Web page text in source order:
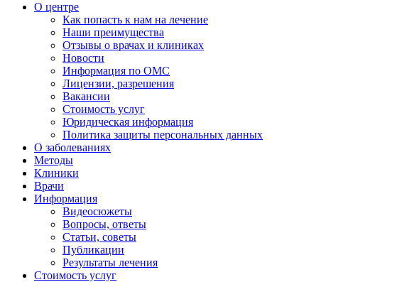
О центре
Как попасть к нам на лечение
Наши преимущества
Отзывы о врачах и клиниках
Новости
Информация по ОМС
Лицензии, разрешения
Вакансии
Стоимость услуг
Юридическая информация
Политика защиты персональных данных
О заболеваниях
Методы
Клиники
Врачи
Информация
Видеосюжеты
Вопросы, ответы
Статьи, советы
Публикации
Результаты лечения
Стоимость услуг